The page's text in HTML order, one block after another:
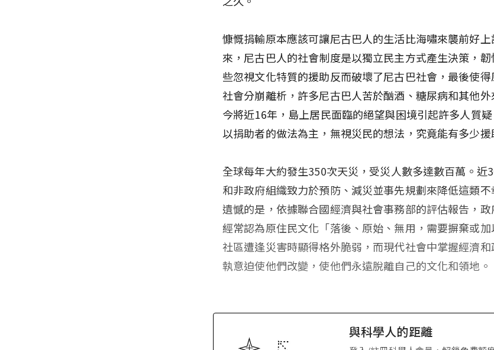
慷慨捐輸原本應該可讓尼古巴人的生活比海嘯來襲前好
來，尼古巴人的社會制度是以獨立民主方式產生決策，
些忽視文化特質的援助反而破壞了尼古巴社會，最後使
社會分崩離析，許多尼古巴人苦於酗酒、糖尿病和其他
今將近16年，島上居民面臨的絕望與困境引起許多人質
以捐助者的做法為主，無視災民的想法，究竟能有多少援
全球每年大約發生350次天災，受災人數多達數百萬。近
和非政府組織致力於預防、減災並事先規劃來降低這類不
遺憾的是，依據聯合國經濟與社會事務部的評估報告，
經常認為原住民文化「落後、原始、無用，需要摒棄或
社區遭逢災害時顯得格外脆弱，而現代社會中掌握經濟
執意迫使他們改變，使他們永遠脫離自己的文化和領地。
與科學人的距離